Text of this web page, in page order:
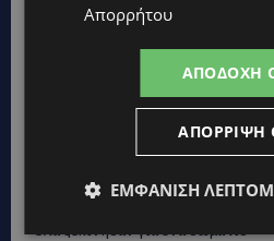
VIBE NEWS
ΜΑΚΑΡΙΟΣ ΔΡΟΥΣΙΩΤΗΣ: «Δεν
UPDATES
Όλα ξεκίνησαν για ένα δωμάτιο
Απορρήτου
ΑΠΟΔΟΧΉ
ΑΠΌΡΡΙΨΗ
ΕΜΦΆΝΙΣΗ